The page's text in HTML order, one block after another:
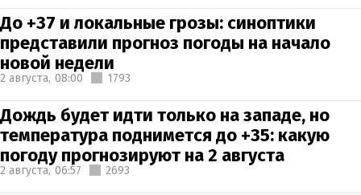
До +37 и локальные грозы: синоптики
представили прогноз погоды на начало
новой недели
2 августа, 08:00 1793
Дождь будет идти только на западе, но
температура поднимется до +35: какую
погоду прогнозируют на 2 августа
2 августа, 06:57 2693